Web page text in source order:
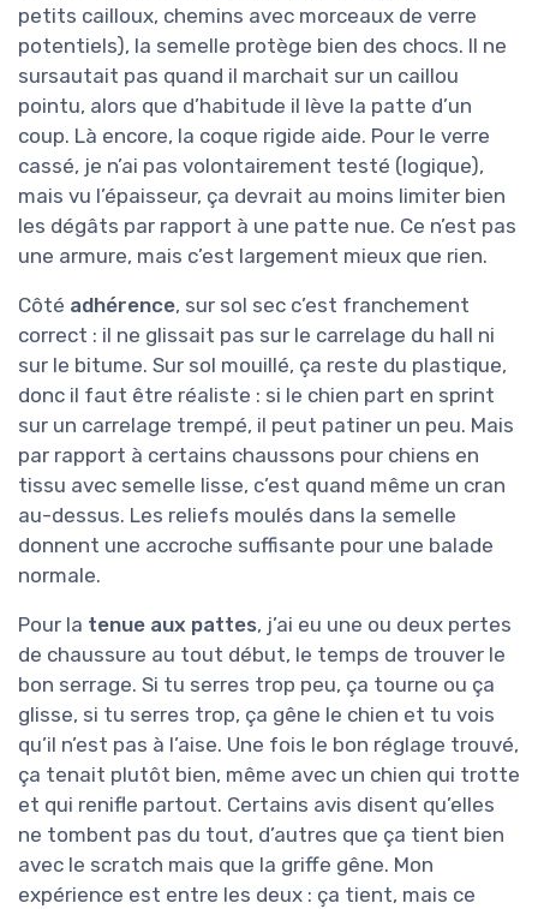
petits cailloux, chemins avec morceaux de verre
potentiels), la semelle protège bien des chocs. Il ne
sursautait pas quand il marchait sur un caillou
pointu, alors que d’habitude il lève la patte d’un
coup. Là encore, la coque rigide aide. Pour le verre
cassé, je n’ai pas volontairement testé (logique),
mais vu l’épaisseur, ça devrait au moins limiter bien
les dégâts par rapport à une patte nue. Ce n’est pas
une armure, mais c’est largement mieux que rien.
Côté adhérence, sur sol sec c’est franchement
correct : il ne glissait pas sur le carrelage du hall ni
sur le bitume. Sur sol mouillé, ça reste du plastique,
donc il faut être réaliste : si le chien part en sprint
sur un carrelage trempé, il peut patiner un peu. Mais
par rapport à certains chaussons pour chiens en
tissu avec semelle lisse, c’est quand même un cran
au-dessus. Les reliefs moulés dans la semelle
donnent une accroche suffisante pour une balade
normale.
Pour la tenue aux pattes, j’ai eu une ou deux pertes
de chaussure au tout début, le temps de trouver le
bon serrage. Si tu serres trop peu, ça tourne ou ça
glisse, si tu serres trop, ça gêne le chien et tu vois
qu’il n’est pas à l’aise. Une fois le bon réglage trouvé,
ça tenait plutôt bien, même avec un chien qui trotte
et qui renifle partout. Certains avis disent qu’elles
ne tombent pas du tout, d’autres que ça tient bien
avec le scratch mais que la griffe gêne. Mon
expérience est entre les deux : ça tient, mais ce